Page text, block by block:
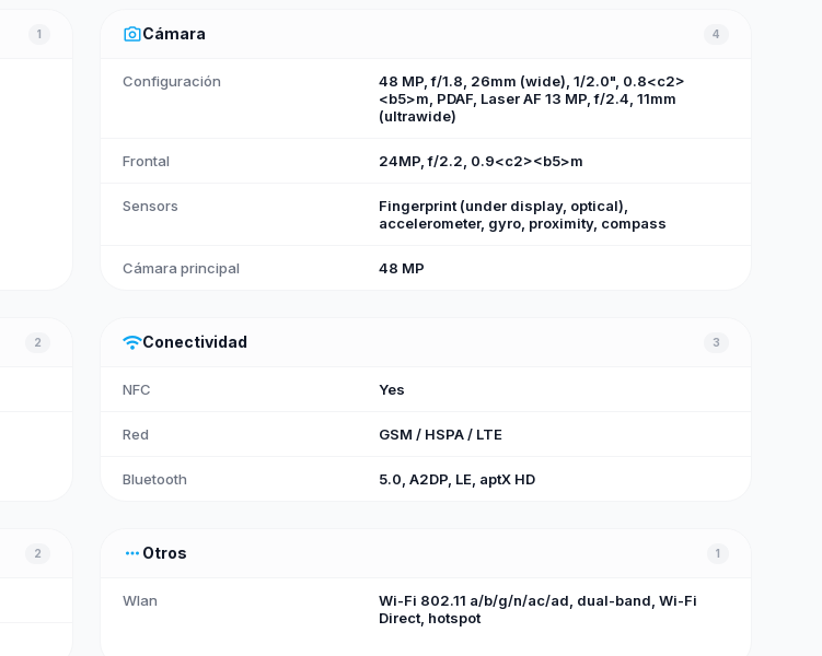
1 photo_cameraCámara 4
Configuración
48 MP, f/1.8, 26mm (wide), 1/2.0", 0.8<c2>
<b5>m, PDAF, Laser AF 13 MP, f/2.4, 11mm
(ultrawide)
Frontal 24MP, f/2.2, 0.9<c2><b5>m
Sensors
Fingerprint (under display, optical),
accelerometer, gyro, proximity, compass
Cámara principal 48 MP
2 wifiConectividad 3
NFC Yes
Red GSM / HSPA / LTE
Bluetooth 5.0, A2DP, LE, aptX HD
2 more_horiz Otros 1
Wlan
Wi-Fi 802.11 a/b/g/n/ac/ad, dual-band, Wi-Fi
Direct, hotspot